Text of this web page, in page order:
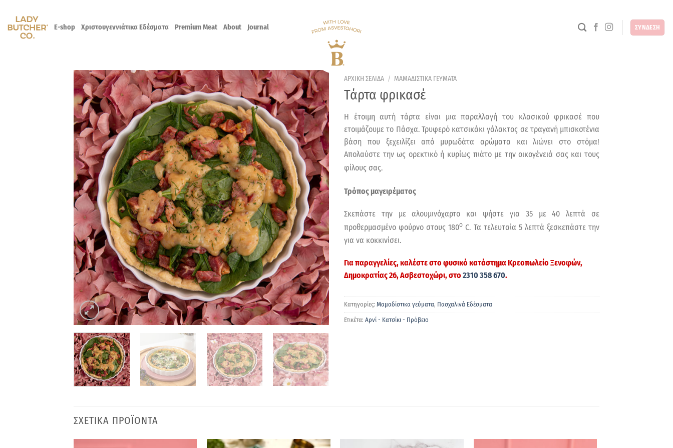
content
E-shop Χριστουγεννιάτικα Εδέσματα Premium Meat About Journal ΣΥΝΔΕΣΗ
ΑΡΧΙΚΗ ΣΕΛΙΔΑ / ΜΑΜΑΔΙΣΤΙΚΑ ΓΕΥΜΑΤΑ
Τάρτα φρικασέ
Η έτοιμη αυτή τάρτα είναι μια παραλλαγή του κλασικού φρικασέ που
ετοιμάζουμε το Πάσχα. Τρυφερό κατσικάκι γάλακτος σε τραγανή μπισκοτένια
βάση που ξεχειλίζει από μυρωδάτα αρώματα και λιώνει στο στόμα!
Απολαύστε την ως ορεκτικό ή κυρίως πιάτο με την οικογένειά σας και τους
φίλους σας.
Τρόπος μαγειρέματος
Σκεπάστε την με αλουμινόχαρτο και ψήστε για 35 με 40 λεπτά σε
προθερμασμένο φούρνο στους 180ο C. Τα τελευταία 5 λεπτά ξεσκεπάστε την
για να κοκκινίσει.
Για παραγγελίες, καλέστε στο φυσικό κατάστημαΚρεοπωλείο Ξενοφών,
Δημοκρατίας 26, Ασβεστοχώρι, στο 2310 358 670.
Κατηγορίες: Μαμαδίστικα γεύματα, Πασχαλινά Εδέσματα
Ετικέτα: Αρνί - Κατσίκι - Πρόβειο
ΣΧΕΤΙΚΑ ΠΡΟΪΟΝΤΑ